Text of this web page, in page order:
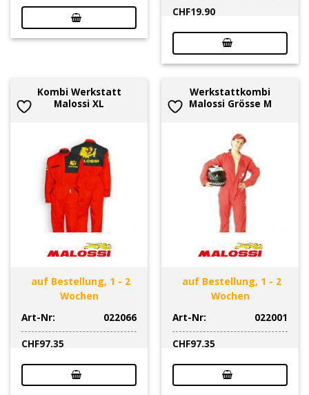
CHF19.90
Kombi Werkstatt
Malossi XL
auf Bestellung, 1 - 2
Wochen
Art-Nr:
022066
CHF97.35
Werkstattkombi
Malossi Grösse M
auf Bestellung, 1 - 2
Wochen
Art-Nr:
022001
CHF97.35